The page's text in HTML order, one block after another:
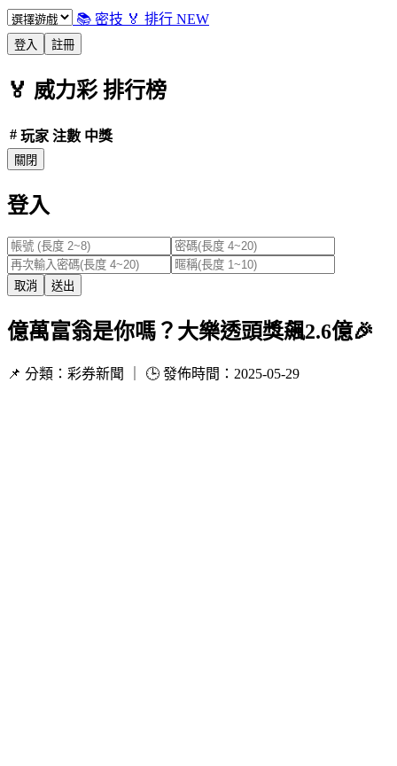
📚 密技 🏅 排行 NEW
登入 註冊
🏅 威力彩排行榜
# 玩家 注數 中獎
關閉
登入
取消 送出
億萬富翁是你嗎？大樂透頭獎飆2.6億🎉
📌 分類：彩券新聞 ｜ 🕒 發佈時間：2025-05-29